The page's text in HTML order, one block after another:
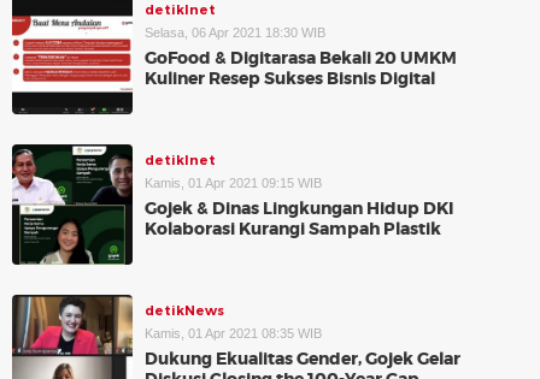
detikInet
Selasa, 06 Apr 2021 18:30 WIB
GoFood & Digitarasa Bekali 20 UMKM
Kuliner Resep Sukses Bisnis Digital
detikInet
Kamis, 01 Apr 2021 09:15 WIB
Gojek & Dinas Lingkungan Hidup DKI
Kolaborasi Kurangi Sampah Plastik
detikNews
Kamis, 01 Apr 2021 08:35 WIB
Dukung Ekualitas Gender, Gojek Gelar